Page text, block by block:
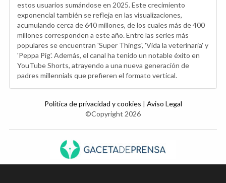
estos usuarios sumándose en 2025. Este crecimiento
exponencial también se refleja en las visualizaciones,
acumulando cerca de 640 millones, de los cuales más de 400
millones corresponden a este año. Entre las series más
populares se encuentran 'Super Things', 'Vida la veterinaria' y
'Peppa Pig'. Además, el canal ha tenido un notable éxito en
YouTube Shorts, atrayendo a una nueva generación de
padres millennials que prefieren el formato vertical.
Política de privacidad y cookies | Aviso Legal
©Copyright 2026